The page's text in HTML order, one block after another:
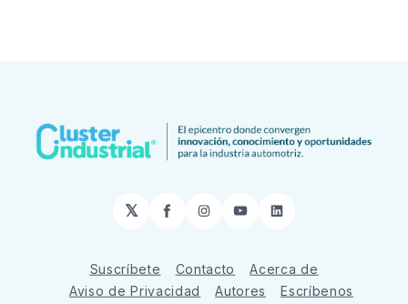
𝕏 Facebook
Instagram
YouTubeLinkedIn
Suscríbete Contacto
Acerca de
Aviso de Privacidad
Autores
Escríbenos